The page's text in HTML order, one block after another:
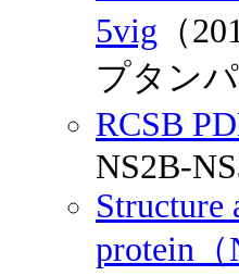
5vig （
プタン
RCSB
NS2B-
protein（